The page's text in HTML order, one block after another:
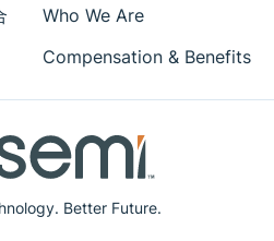
Better Future.
Who We Are
Compensation & Benefits